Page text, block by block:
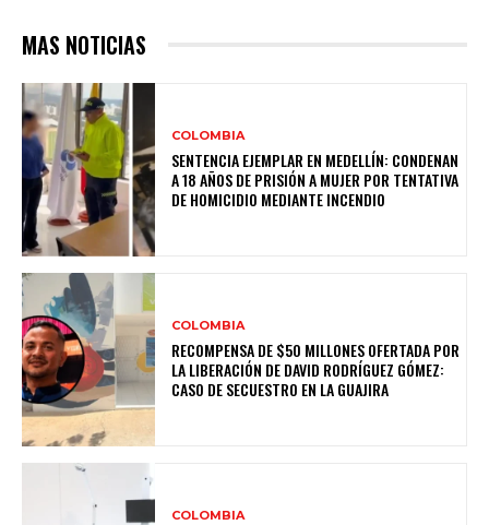
MAS NOTICIAS
COLOMBIA
SENTENCIA EJEMPLAR EN MEDELLÍN: CONDENAN
A 18 AÑOS DE PRISIÓN A MUJER POR TENTATIVA
DE HOMICIDIO MEDIANTE INCENDIO
COLOMBIA
RECOMPENSA DE $50 MILLONES OFERTADA POR
LA LIBERACIÓN DE DAVID RODRÍGUEZ GÓMEZ:
CASO DE SECUESTRO EN LA GUAJIRA
COLOMBIA